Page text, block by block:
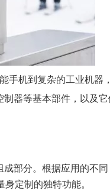
手机到复杂的工业机器
器等基本部件，以及
部分。根据应用的不
定制的独特功能。